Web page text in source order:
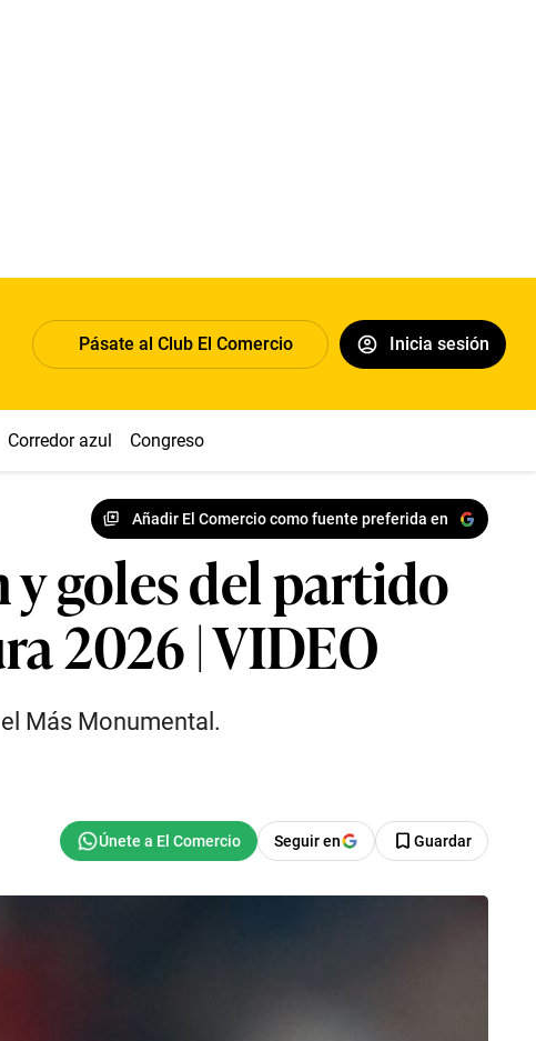
Pásate al Club El Comercio Inicia sesión
Corredor azul Congreso
Añadir El Comercio como fuente preferida en
y goles del partido
2026 | VIDEO
Más Monumental.
Seguir en Guardar